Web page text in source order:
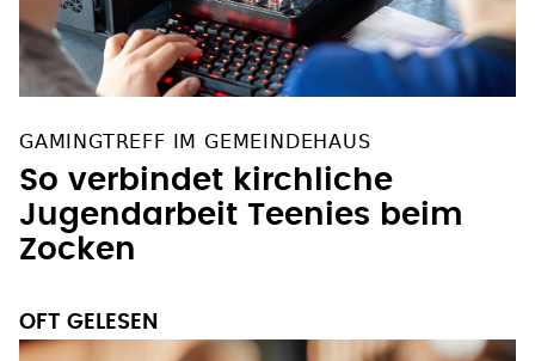
GAMINGTREFF IM GEMEINDEHAUS
So verbindet kirchliche
Jugendarbeit Teenies beim
Zocken
OFT GELESEN